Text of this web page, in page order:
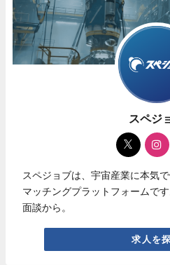
スペジ
スペジョブは、宇宙産業に本気
マッチングプラットフォームで
面談から。
求人を